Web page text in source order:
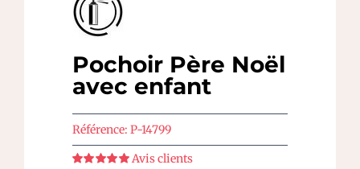
Pochoir Père Noël
avec enfant
Référence: P-14799
Avis clients